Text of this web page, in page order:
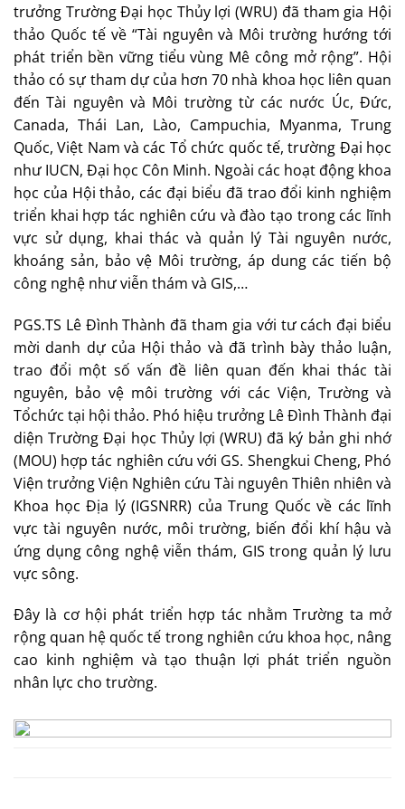
trưởng Trường Đại học Thủy lợi (WRU) đã tham gia Hội
thảo Quốc tế về “Tài nguyên và Môi trường hướng tới
phát triển bền vững tiểu vùng Mê công mở rộng”. Hội
thảo có sự tham dự của hơn 70 nhà khoa học liên quan
đến Tài nguyên và Môi trường từ các nước Úc, Đức,
Canada, Thái Lan, Lào, Campuchia, Myanma, Trung
Quốc, Việt Nam và các Tổ chức quốc tế, trường Đại học
như IUCN, Đại học Côn Minh. Ngoài các hoạt động khoa
học của Hội thảo, các đại biểu đã trao đổi kinh nghiệm
triển khai hợp tác nghiên cứu và đào tạo trong các lĩnh
vực sử dụng, khai thác và quản lý Tài nguyên nước,
khoáng sản, bảo vệ Môi trường, áp dung các tiến bộ
công nghệ như viễn thám và GIS,…
PGS.TS Lê Đình Thành đã tham gia với tư cách đại biểu
mời danh dự của Hội thảo và đã trình bày thảo luận,
trao đổi một số vấn đề liên quan đến khai thác tài
nguyên, bảo vệ môi trường với các Viện, Trường và
Tổchức tại hội thảo. Phó hiệu trưởng Lê Đình Thành đại
diện Trường Đại học Thủy lợi (WRU) đã ký bản ghi nhớ
(MOU) hợp tác nghiên cứu với GS. Shengkui Cheng, Phó
Viện trưởng Viện Nghiên cứu Tài nguyên Thiên nhiên và
Khoa học Địa lý (IGSNRR) của Trung Quốc về các lĩnh
vực tài nguyên nước, môi trường, biến đổi khí hậu và
ứng dụng công nghệ viễn thám, GIS trong quản lý lưu
vực sông.
Đây là cơ hội phát triển hợp tác nhằm Trường ta mở
rộng quan hệ quốc tế trong nghiên cứu khoa học, nâng
cao kinh nghiệm và tạo thuận lợi phát triển nguồn
nhân lực cho trường.